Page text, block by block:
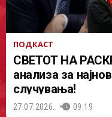
ПОДКАСТ
СВЕТОТ НА
анализа за
случувања!
27.07.2026. 09:19